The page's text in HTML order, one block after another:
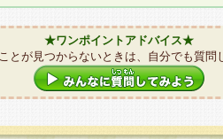
★ワンポイントアドバイス★
とが見つからないときは、自分でも質問